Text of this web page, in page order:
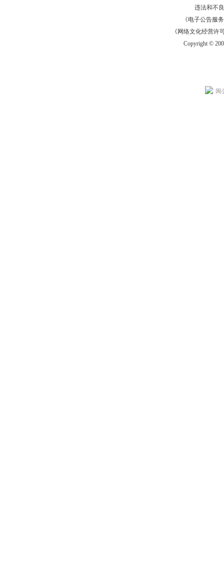
违法和不
《电子公告服务
《网络文化经营许
Copyright ©
闽